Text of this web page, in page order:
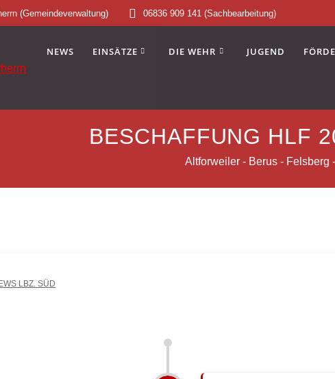
(Gemeindeverwaltung) 06836 909 141 (Sachbearbeitung)
NEWS EINSÄTZE DIE WEHR JUGEND
BESCHAFFUNG HLF
Altforweiler - Berus - Felsberg
LBZ. SÜD